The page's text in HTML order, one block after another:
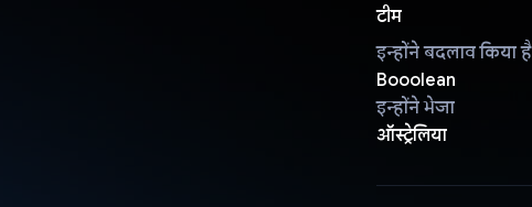
टीम
इन्होंने बदलाव किया है
Booolean
इन्होंने भेजा
ऑस्ट्रेलिया